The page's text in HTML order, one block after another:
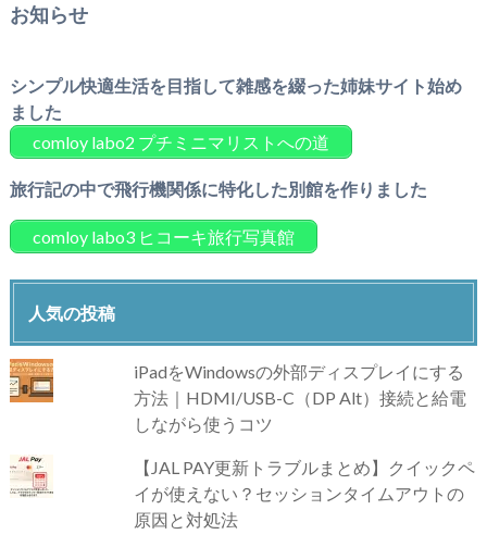
お知らせ
シンプル快適生活を目指して雑感を綴った姉妹サイト始め
ました
comloy labo2 プチミニマリストへの道
旅行記の中で飛行機関係に特化した別館を作りました
comloy labo3 ヒコーキ旅行写真館
人気の投稿
iPadをWindowsの外部ディスプレイにする
方法｜HDMI/USB-C（DP Alt）接続と給電
しながら使うコツ
【JAL PAY更新トラブルまとめ】クイックペ
イが使えない？セッションタイムアウトの
原因と対処法